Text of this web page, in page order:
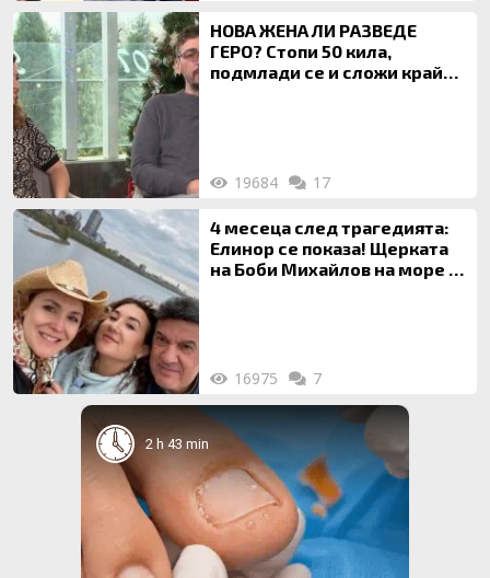
НОВА ЖЕНА ЛИ РАЗВЕДЕ
ГЕРО? Стопи 50 кила,
подмлади се и сложи край
19684 17
4 месеца след трагедията:
Елинор се показа! Щерката
на Боби Михайлов на море с
16975 7
2 h 43 min